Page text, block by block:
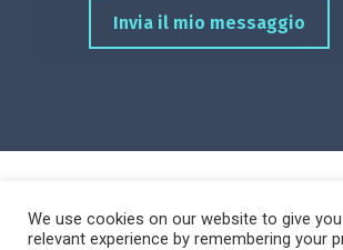
Invia il mio messaggio
We use cookies on our website to give
relevant experience by remembering your